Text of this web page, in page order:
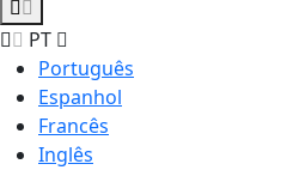
PT
Português
Espanhol
Francês
Inglês